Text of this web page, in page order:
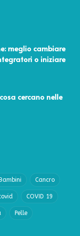
meglio cambiare
o iniziare
cercano nelle
Bambini Cancro
COVID 19
Pelle